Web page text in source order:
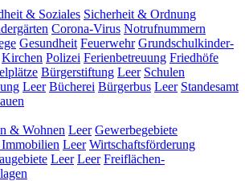
& Soziales Sicherheit & Ordnung
Corona-Virus Notrufnummern
Gesundheit Feuerwehr Grundschulkinder-
Kirchen Polizei Ferienbetreuung Friedhöfe
Bürgerstiftung Leer Schulen
Leer Bücherei Bürgerbus Leer Standesamt
& Wohnen Leer Gewerbegebiete
Leer Wirtschaftsförderung
Leer Leer Freiflächen-